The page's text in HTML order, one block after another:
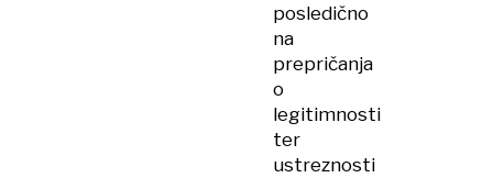
posledično
na
prepričanja
o
legitimnosti
ter
ustreznosti